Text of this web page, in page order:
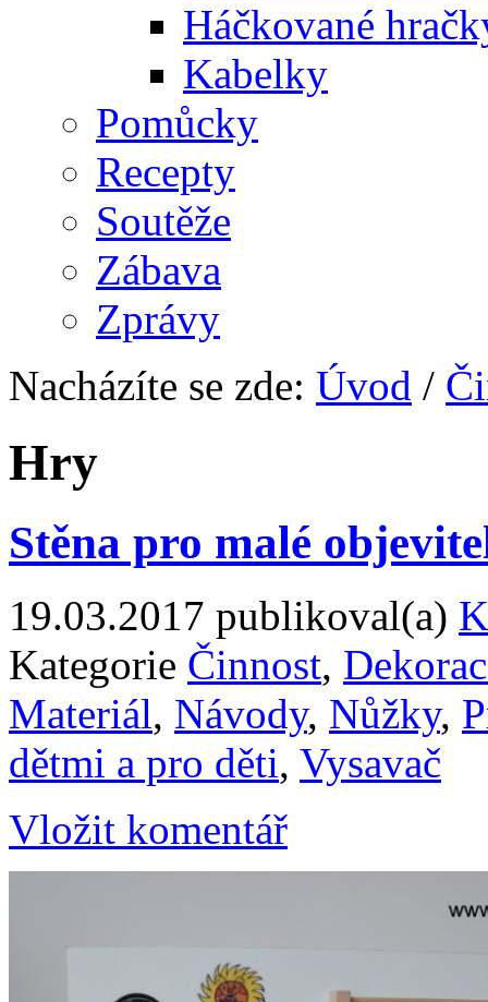
Háčkované
Kabelky
Pomůcky
Recepty
Soutěže
Zábava
Zprávy
Nacházíte se zde: Úvod /
Hry
Stěna pro malé
19.03.2017 publikoval(a)
Kategorie Činnost,
Materiál, Návody, Nůžky,
dětmi a pro děti, Vysavač
Vložit komentář